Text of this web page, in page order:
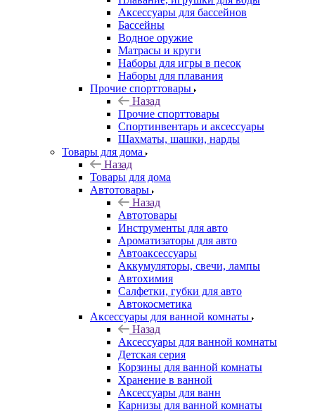
Аксессуары для бассейнов
Бассейны
Водное оружие
Матрасы и круги
Наборы для игры в песок
Наборы для плавания
Прочие спорттовары
Назад
Прочие спорттовары
Спортинвентарь и аксессуары
Шахматы, шашки, нарды
Товары для дома
Назад
Товары для дома
Автотовары
Назад
Автотовары
Инструменты для авто
Ароматизаторы для авто
Автоаксессуары
Аккумуляторы, свечи, лампы
Автохимия
Салфетки, губки для авто
Автокосметика
Аксессуары для ванной комнаты
Назад
Аксессуары для ванной комнаты
Детская серия
Корзины для ванной комнаты
Хранение в ванной
Аксессуары для ванн
Карнизы для ванной комнаты